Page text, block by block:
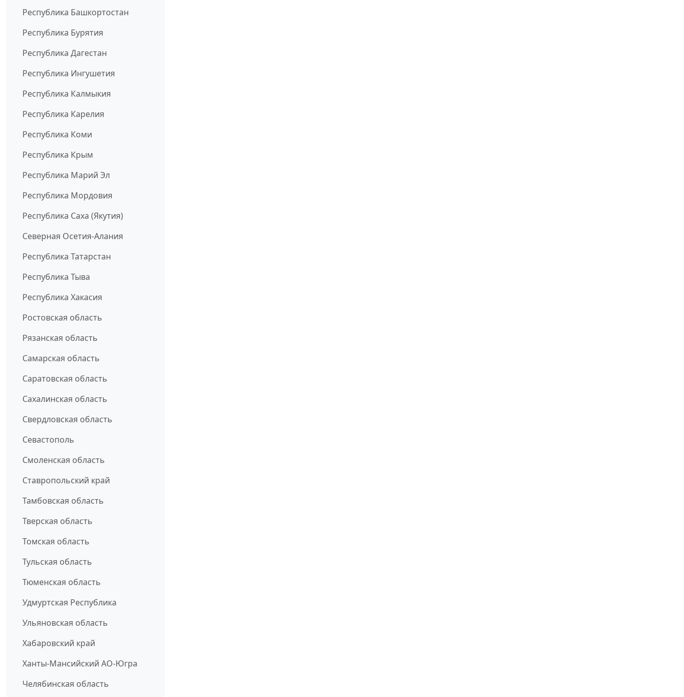
Республика Башкортостан
Республика Бурятия
Республика Дагестан
Республика Ингушетия
Республика Калмыкия
Республика Карелия
Республика Коми
Республика Крым
Республика Марий Эл
Республика Мордовия
Республика Саха (Якутия)
Северная Осетия-Алания
Республика Татарстан
Республика Тыва
Республика Хакасия
Ростовская область
Рязанская область
Самарская область
Саратовская область
Сахалинская область
Свердловская область
Севастополь
Смоленская область
Ставропольский край
Тамбовская область
Тверская область
Томская область
Тульская область
Тюменская область
Удмуртская Республика
Ульяновская область
Хабаровский край
Ханты-Мансийский АО-Югра
Челябинская область